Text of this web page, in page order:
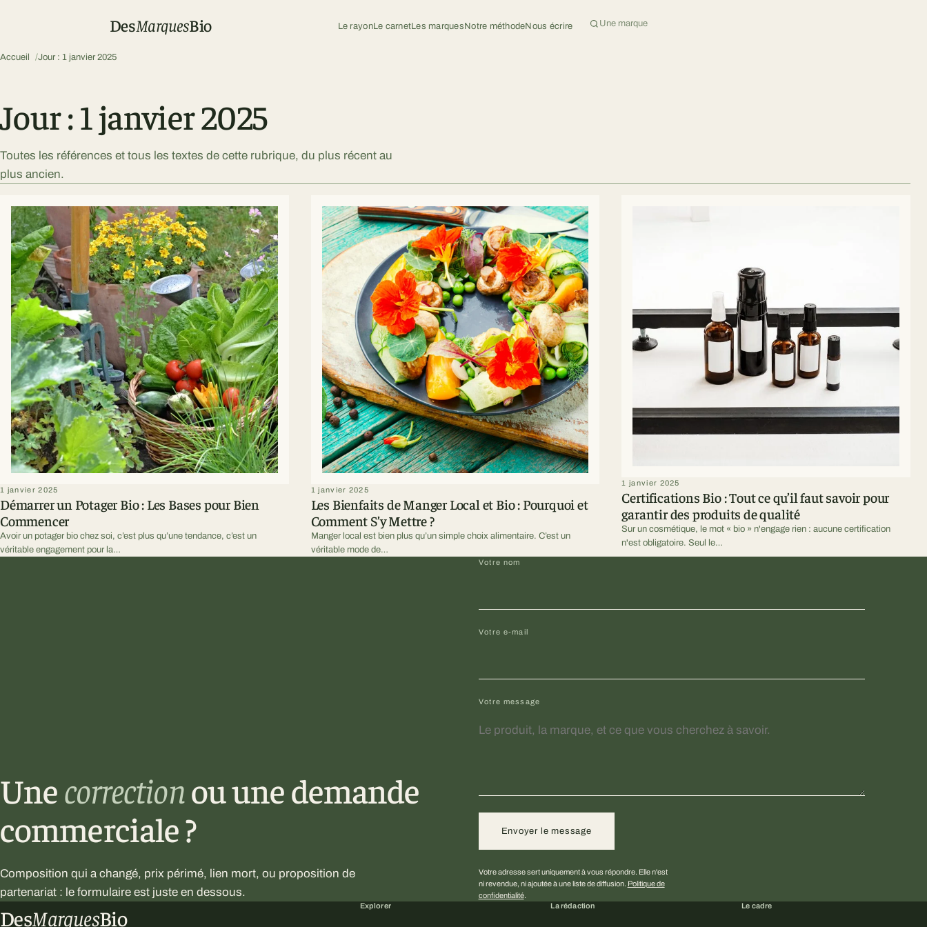
DesMarquesBio Le rayonLe carnetLes marquesNotre méthodeNous écrire
Accueil Jour : 1 janvier 2025
Jour : 1 janvier 2025
Toutes les références et tous les textes de cette rubrique, du plus récent au
plus ancien.
1 janvier 2025
Démarrer un Potager Bio : Les Bases pour Bien
Commencer
Avoir un potager bio chez soi, c’est plus qu’une tendance, c’est un
véritable engagement pour la…
1 janvier 2025
Les Bienfaits de Manger Local et Bio : Pourquoi et
Comment S’y Mettre ?
Manger local est bien plus qu’un simple choix alimentaire. C’est un
véritable mode de…
1 janvier 2025
Certifications Bio : Tout ce qu’il faut savoir pour
garantir des produits de qualité
Sur un cosmétique, le mot « bio » n'engage rien : aucune certification
n'est obligatoire. Seul le…
Unecorrectionou une demande
commerciale ?
Composition qui a changé, prix périmé, lien mort, ou proposition de
partenariat : le formulaire est juste en dessous.
Votre nom
Votre e-mail
Votre message
Envoyer le message
Votre adresse sert uniquement à vous répondre. Elle n'est
ni revendue, ni ajoutée à une liste de diffusion. Politique de
confidentialité.
DesMarquesBio Explorer La rédaction Le cadre